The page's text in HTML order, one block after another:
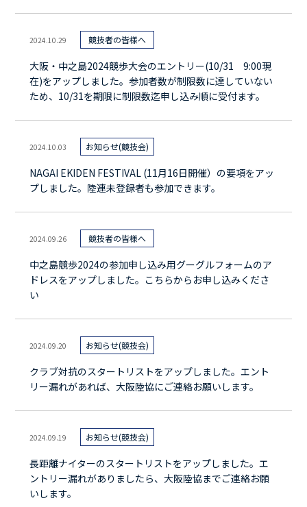
2024.10.29 競技者の皆様へ
大阪・中之島2024競歩大会のエントリー(10/31 9:00現
在)をアップしました。参加者数が制限数に達していない
ため、10/31を期限に制限数迄申し込み順に受付ます。
2024.10.03 お知らせ(競技会)
NAGAI EKIDEN FESTIVAL (11月16日開催）の要項をアッ
プしました。陸連未登録者も参加できます。
2024.09.26 競技者の皆様へ
中之島競歩2024の参加申し込み用グーグルフォームのア
ドレスをアップしました。こちらからお申し込みくださ
い
2024.09.20 お知らせ(競技会)
クラブ対抗のスタートリストをアップしました。エント
リー漏れがあれば、大阪陸協にご連絡お願いします。
2024.09.19 お知らせ(競技会)
長距離ナイターのスタートリストをアップしました。エ
ントリー漏れがありましたら、大阪陸協までご連絡お願
いします。